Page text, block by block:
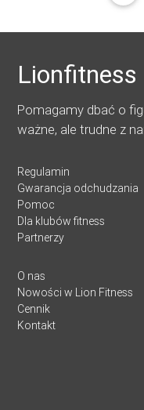
Lionfitness
Pomagamy dbać o
ważne, ale trudne z
Regulamin
Gwarancja odchudzania
Pomoc
Dla klubów fitness
Partnerzy
O nas
Nowości w Lion Fitness
Cennik
Kontakt